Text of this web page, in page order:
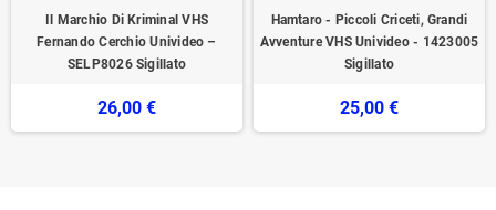
Il Marchio Di Kriminal VHS
Fernando Cerchio Univideo –
SELP8026 Sigillato
26,00 €
Hamtaro - Piccoli Criceti, Grandi
Avventure VHS Univideo - 1423005
Sigillato
25,00 €